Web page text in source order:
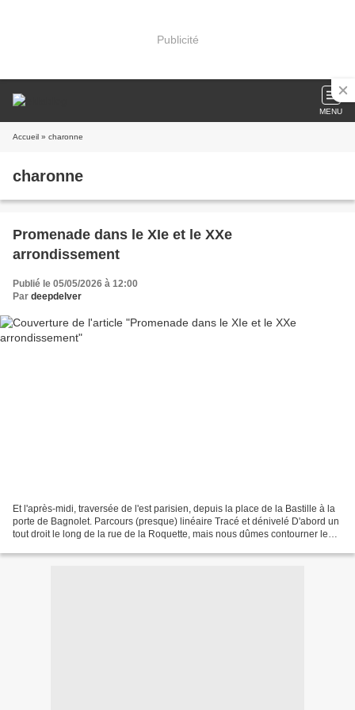
Publicité
MENU
Accueil » charonne
charonne
Promenade dans le XIe et le XXe
arrondissement
Publié le 05/05/2026 à 12:00
Par deepdelver
Et l'après-midi, traversée de l'est parisien, depuis la place de la Bastille à la
porte de Bagnolet. Parcours (presque) linéaire Tracé et dénivelé D'abord un
tout droit le long de la rue de la Roquette, mais nous dûmes contourner le